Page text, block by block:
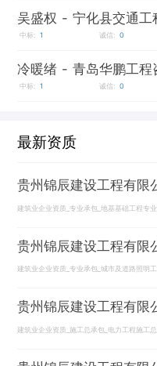
吴盛权 - 宁化县交通工
中标: 1 诚信: 0
冷暖绪 - 青岛华鹏工程
中标: 1 诚信: 0
最新资质
贵州锦辰建设工程有限
建筑业企业资质_专业承包_地基基础工程专
贵州锦辰建设工程有限
建筑业企业资质_专业承包_城市及道路照明
贵州锦辰建设工程有限
建筑业企业资质_施工总承包_电力工程施工